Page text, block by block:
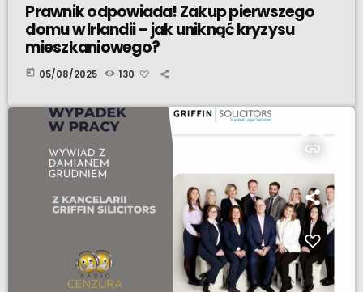
Prawnik odpowiada! Zakup pierwszego
domu w Irlandii – jak uniknąć kryzysu
mieszkaniowego?
today 05/08/2025 130
insert_link